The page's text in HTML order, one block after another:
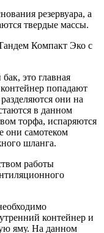
резервуара, а
твердые массы.
это главная
попадают
они на
в данном
торфа, испаряются
они самотеком
шланга.
работы
контейнер и
яму. На данном